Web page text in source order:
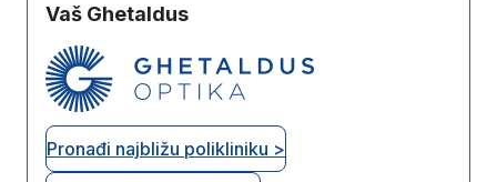
Vaš Ghetaldus
Pronađi najbližu polikliniku >